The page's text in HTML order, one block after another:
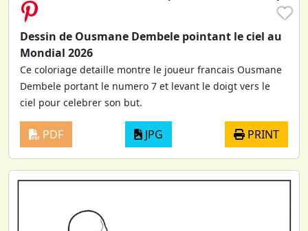
♥
Dessin de Ousmane Dembele pointant le ciel au
Mondial 2026
Ce coloriage detaille montre le joueur francais Ousmane
Dembele portant le numero 7 et levant le doigt vers le
ciel pour celebrer son but.
PDF JPG PRINT